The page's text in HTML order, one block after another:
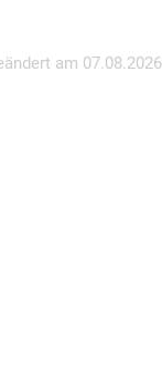
am 07.08.2026